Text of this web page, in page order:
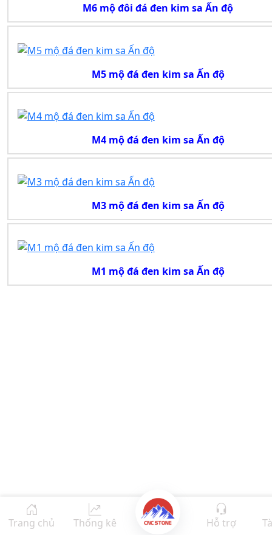
M6 mộ đôi đá đen kim sa Ấn độ
M5 mộ đá đen kim sa Ấn độ
M4 mộ đá đen kim sa Ấn độ
M3 mộ đá đen kim sa Ấn độ
M1 mộ đá đen kim sa Ấn độ
Trang chủ Thống kê Hỗ trợ